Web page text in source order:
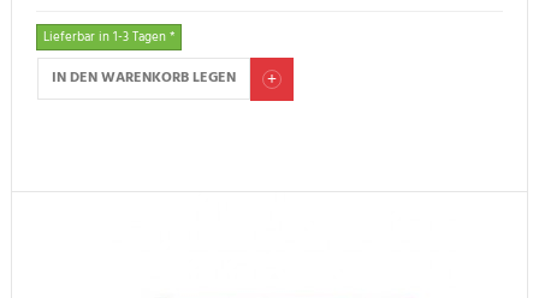
Lieferbar in 1-3 Tagen *
IN DEN WARENKORB LEGEN